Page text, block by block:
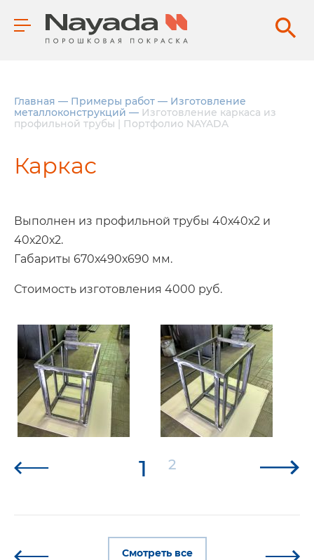
Главная — Примеры работ — Изготовление
металлоконструкций — Изготовление каркаса из
профильной трубы | Портфолио NAYADA
Каркас
Выполнен из профильной трубы 40х40х2 и
40х20х2.
Габариты 670х490х690 мм.
Стоимость изготовления 4000 руб.
1 2
Смотреть все